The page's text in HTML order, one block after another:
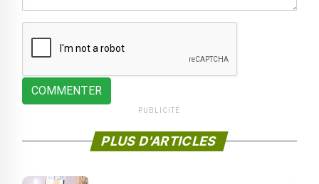
COMMENTER
PUBLICITÉ
PLUS D'ARTICLES